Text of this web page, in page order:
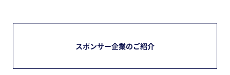
スポンサー企業のご紹介